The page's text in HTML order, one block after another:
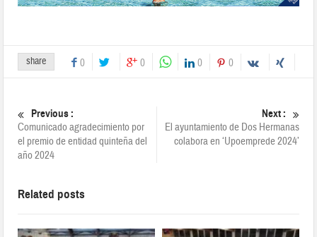
share 0 0 0 0
Previous :
Comunicado agradecimiento por
el premio de entidad quinteña del
año 2024
Next :
El ayuntamiento de Dos Hermanas
colabora en ‘Upoemprede 2024’
Related posts